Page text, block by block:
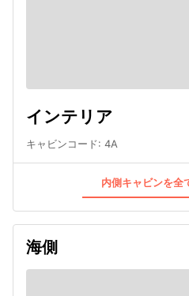
インテリア
キャビンコード: 4A
内側キャビンを全
海側